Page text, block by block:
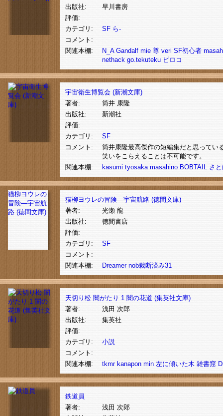
出版社:
早川書房
評価:
カテゴリ:
SF ら-
コメント:
関連本棚:
N_A Gandalf mie 尊 veri SF初心者
nethack go.tekuteku ピロコ
宇宙衛生博覧会 (新潮文庫)
著者:
筒井 康隆
出版社:
新潮社
評価:
カテゴリ:
SF
コメント:
筒井康隆最高傑作の短編集だと思ってい
笑いをこらえることは不可能です。
関連本棚:
kasumi tyosaka masahino BOBTAIL さ
猫柳ヨウレの
冒険―宇宙航
路 (徳間文庫)
猫柳ヨウレの冒険―宇宙航路 (徳間文庫)
著者:
光瀬 龍
出版社:
徳間書店
評価:
カテゴリ:
SF
コメント:
関連本棚:
Dreamer nob裁断済み31
天切り松 闇がたり 1 闇の花道 (集英社文庫)
著者:
浅田 次郎
出版社:
集英社
評価:
カテゴリ:
小説
コメント:
関連本棚:
tkmr kanapon min 左に傾いた木 雑書窟
鉄道員
著者:
浅田 次郎